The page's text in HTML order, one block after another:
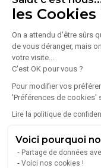
les Cookies
On a attendu d'être sûrs
de vous déranger, mais
votre visite...
C'est OK pour vous ?
Pour modifier vos
'Préférences de cookies'
Lire la politique de
Voici pourquoi
Partage de données
Voici nos cookies !
Aéroport : Charles de
International
27 km (soit 27 min en
À proximité (moins
1 Boulangerie /
Pâtisserie